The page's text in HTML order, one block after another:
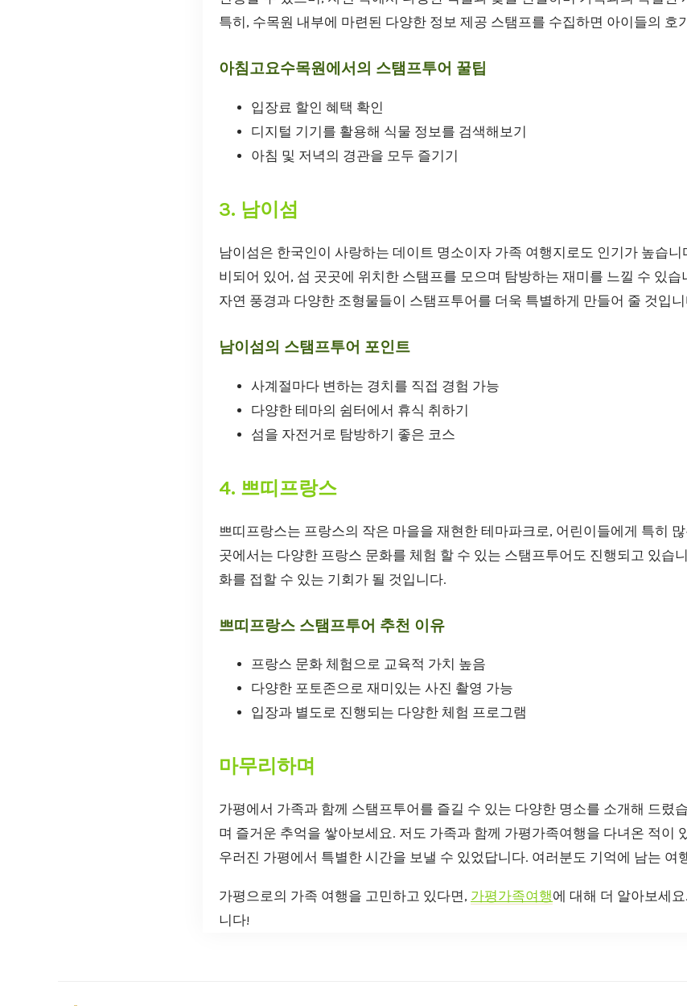
특히, 수목원 내부에 마련된 다양한 정보 제공 스탬프를 수집하면 아이들의 호
아침고요수목원에서의 스탬프투어 꿀팁
입장료 할인 혜택 확인
디지털 기기를 활용해 식물 정보를 검색해보기
아침 및 저녁의 경관을 모두 즐기기
3. 남이섬
남이섬은 한국인이 사랑하는 데이트 명소이자 가족 여행지로도 인기가 높습
비되어 있어, 섬 곳곳에 위치한 스탬프를 모으며 탐방하는 재미를 느낄 수 있
자연 풍경과 다양한 조형물들이 스탬프투어를 더욱 특별하게 만들어 줄 것입니
남이섬의 스탬프투어 포인트
사계절마다 변하는 경치를 직접 경험 가능
다양한 테마의 쉼터에서 휴식 취하기
섬을 자전거로 탐방하기 좋은 코스
4. 쁘띠프랑스
쁘띠프랑스는 프랑스의 작은 마을을 재현한 테마파크로, 어린이들에게 특히
곳에서는 다양한 프랑스 문화를 체험 할 수 있는 스탬프투어도 진행되고 있습
화를 접할 수 있는 기회가 될 것입니다.
쁘띠프랑스 스탬프투어 추천 이유
프랑스 문화 체험으로 교육적 가치 높음
다양한 포토존으로 재미있는 사진 촬영 가능
입장과 별도로 진행되는 다양한 체험 프로그램
마무리하며
가평에서 가족과 함께 스탬프투어를 즐길 수 있는 다양한 명소를 소개해 드렸
며 즐거운 추억을 쌓아보세요. 저도 가족과 함께 가평가족여행을 다녀온 적이
우러진 가평에서 특별한 시간을 보낼 수 있었답니다. 여러분도 기억에 남는 여
가평으로의 가족 여행을 고민하고 있다면, 가평가족여행에 대해 더 알아보세
니다!